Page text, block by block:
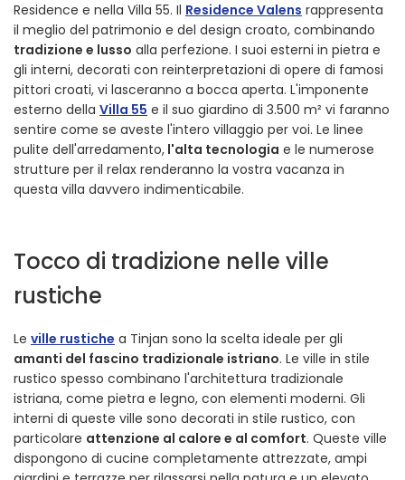
Residence e nella Villa 55. Il Residence Valens rappresenta
il meglio del patrimonio e del design croato, combinando
tradizione e lusso alla perfezione. I suoi esterni in pietra e
gli interni, decorati con reinterpretazioni di opere di famosi
pittori croati, vi lasceranno a bocca aperta. L'imponente
esterno della Villa 55 e il suo giardino di 3.500 m² vi faranno
sentire come se aveste l'intero villaggio per voi. Le linee
pulite dell'arredamento, l'alta tecnologia e le numerose
strutture per il relax renderanno la vostra vacanza in
questa villa davvero indimenticabile.
Tocco di tradizione nelle ville
rustiche
Le ville rustiche a Tinjan sono la scelta ideale per gli
amanti del fascino tradizionale istriano. Le ville in stile
rustico spesso combinano l'architettura tradizionale
istriana, come pietra e legno, con elementi moderni. Gli
interni di queste ville sono decorati in stile rustico, con
particolare attenzione al calore e al comfort. Queste ville
dispongono di cucine completamente attrezzate, ampi